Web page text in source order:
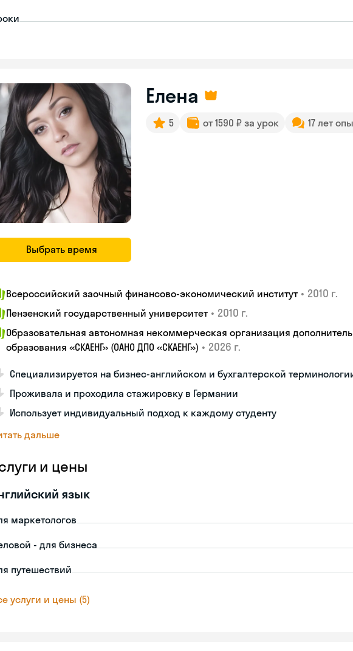
Выбрать время
Елена
5 от 1590 ₽ за урок 17 лет
Всероссийский заочный финансово-экономический институт • 2010 г.
Пензенский государственный университет • 2010 г.
Образовательная автономная некоммерческая организация
образования «СКАЕНГ» (ОАНО ДПО «СКАЕНГ») • 2026 г.
Специализируется на бизнес-английском и бухгалтерской
Проживала и проходила стажировку в Германии
Использует индивидуальный подход к каждому студенту
дальше
и цены
язык
маркетологов
- для бизнеса
путешествий
услуги и цены (5)